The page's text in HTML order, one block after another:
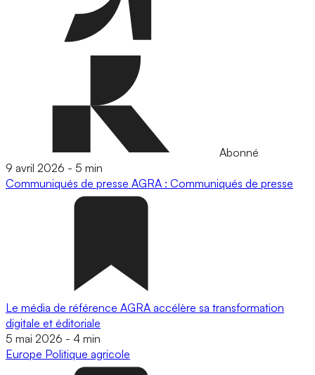
Abonné
9 avril 2026 - 5 min
Communiqués de presse AGRA : Communiqués de presse
Le média de référence AGRA accélère sa transformation
digitale et éditoriale
5 mai 2026 - 4 min
Europe Politique agricole